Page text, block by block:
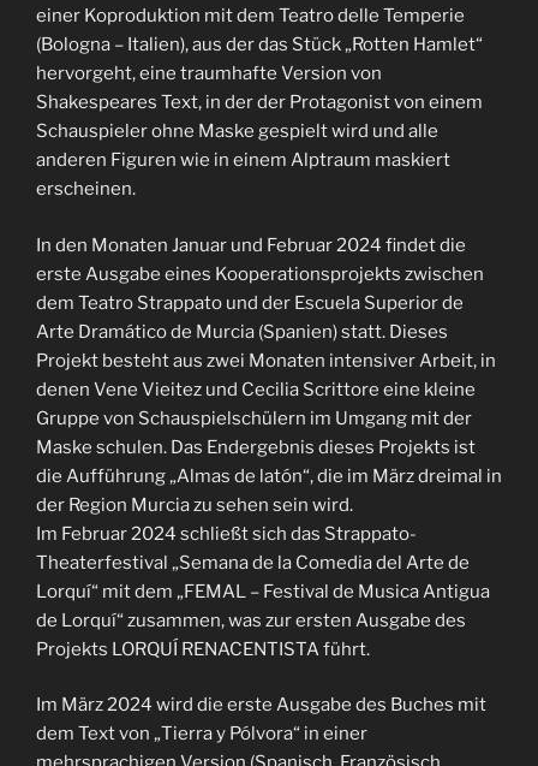
einer Koproduktion mit dem Teatro delle Temperie
(Bologna – Italien), aus der das Stück „Rotten Hamlet“
hervorgeht, eine traumhafte Version von
Shakespeares Text, in der der Protagonist von einem
Schauspieler ohne Maske gespielt wird und alle
anderen Figuren wie in einem Alptraum maskiert
erscheinen.
In den Monaten Januar und Februar 2024 findet die
erste Ausgabe eines Kooperationsprojekts zwischen
dem Teatro Strappato und der Escuela Superior de
Arte Dramático de Murcia (Spanien) statt. Dieses
Projekt besteht aus zwei Monaten intensiver Arbeit, in
denen Vene Vieitez und Cecilia Scrittore eine kleine
Gruppe von Schauspielschülern im Umgang mit der
Maske schulen. Das Endergebnis dieses Projekts ist
die Aufführung „Almas de latón“, die im März dreimal in
der Region Murcia zu sehen sein wird.
Im Februar 2024 schließt sich das Strappato-
Theaterfestival „Semana de la Comedia del Arte de
Lorquí“ mit dem „FEMAL – Festival de Musica Antigua
de Lorquí“ zusammen, was zur ersten Ausgabe des
Projekts LORQUÍ RENACENTISTA führt.
Im März 2024 wird die erste Ausgabe des Buches mit
dem Text von „Tierra y Pólvora“ in einer